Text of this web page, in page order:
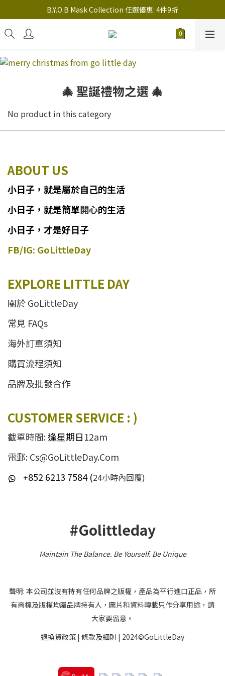
註冊新會員送 $20 馬上使用，會員可享指定產品「​專享價」
B.Y.O.B Mask Collection 任選優惠: 4件9折
註冊新會員送 $20 馬上使用，會員可享指定產品「​專享價」
🎄 聖誕禮物之選 🎄
No product in this category
ABOUT US
小日子 ， 就是屬於自己的生活
小日子 ， 就是簡單開心的生活
小日子，才是好日子
FB/IG: GoLittleDay
EXPLORE LITTLE DAY
關於 GoLittleDay
常見 FAQs
海外訂單須知
購買流程須知
品牌及批發合作
CUSTOMER SERVICE : )
截單時間:逢星期日12am
電郵: Cs@GoLittleDay.Com
+852 6213 7584 (24小時內回覆)
#Golittleday
Maintain The Balance. Be Yourself.Be Unique
聲明: 本公司並沒有持有任何品牌之版權，產品為平行進口正品，所
有商標及版權均屬品牌持有人，圖片和資料轉載只作分享用途，請
大家要留意。
退換貨政策 | 條款及細則 | 2024©GoLittleDay